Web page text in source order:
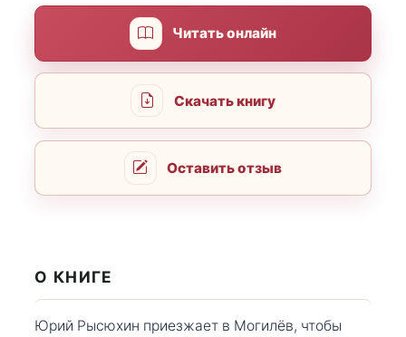
Читать онлайн
Скачать книгу
Оставить отзыв
О КНИГЕ
Юрий Рысюхин приезжает в Могилёв, чтобы